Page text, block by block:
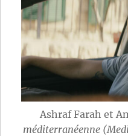
Ashraf Farah et
méditerranéenne